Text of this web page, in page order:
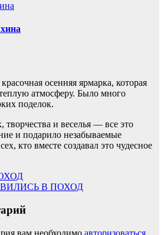
осенняя ярмарка, которая
атмосферу. Было много
поделок.
и веселья — все это
и подарило незабываемые
кто вместе создавал это чудесное
В ПОХОД
вам необходимо авторизоваться.